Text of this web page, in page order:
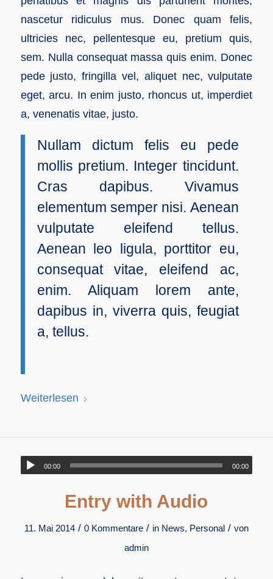
nascetur ridiculus mus. Donec quam felis,
ultricies nec, pellentesque eu, pretium quis,
sem. Nulla consequat massa quis enim. Donec
pede justo, fringilla vel, aliquet nec, vulputate
eget, arcu. In enim justo, rhoncus ut, imperdiet
a, venenatis vitae, justo.
Nullam dictum felis eu pede
mollis pretium. Integer tincidunt.
Cras dapibus. Vivamus
elementum semper nisi. Aenean
vulputate eleifend tellus.
Aenean leo ligula, porttitor eu,
consequat vitae, eleifend ac,
enim. Aliquam lorem ante,
dapibus in, viverra quis, feugiat
a, tellus.
Weiterlesen
00:00 00:00
Entry with Audio
11. Mai 2014 / 0 Kommentare / in News, Personal / von
admin